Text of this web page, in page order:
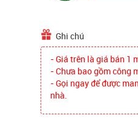
Ghi chú
- Giá trên là giá bán 1
- Chưa bao gồm công
- Gọi ngay để được
nhà.